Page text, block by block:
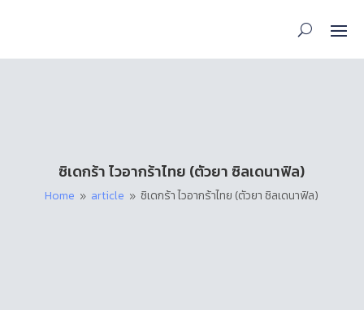
ซิเดกร้า ไวอากร้าไทย (ตัวยา ซิลเดนาฟิล)
Home 9 article 9 ซิเดกร้า ไวอากร้าไทย (ตัวยา ซิลเดนาฟิล)